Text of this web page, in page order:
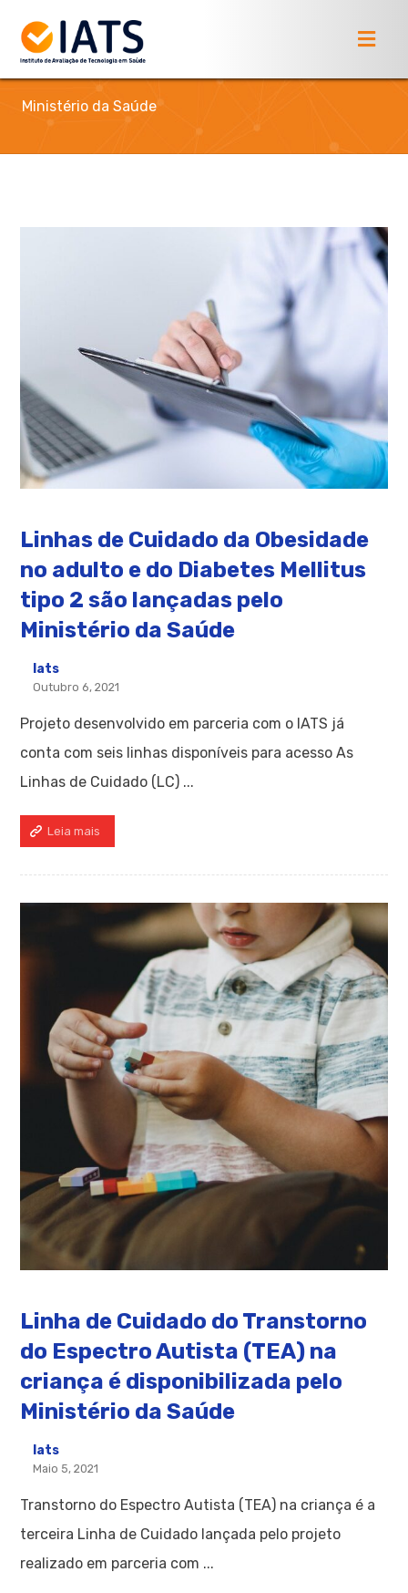
Ministério da Saúde
Linhas de Cuidado da Obesidade
no adulto e do Diabetes Mellitus
tipo 2 são lançadas pelo
Ministério da Saúde
Iats
Outubro 6, 2021
Projeto desenvolvido em parceria com o IATS já
conta com seis linhas disponíveis para acesso As
Linhas de Cuidado (LC) ...
Leia mais
Linha de Cuidado do Transtorno
do Espectro Autista (TEA) na
criança é disponibilizada pelo
Ministério da Saúde
Iats
Maio 5, 2021
Transtorno do Espectro Autista (TEA) na criança é a
terceira Linha de Cuidado lançada pelo projeto
realizado em parceria com ...